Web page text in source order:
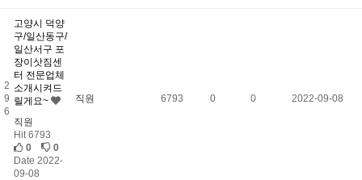
2
9
6
고양시 덕양
구/일산동구/
일산서구 포
장이삿짐센
터 전문업체
소개시켜드
릴게요~
직원
Hit 6793
0
0
Date 2022-
09-08
직원 6793 0 0 2022-09-08